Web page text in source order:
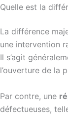
Quelle est la
La différence
une intervention
Il s’agit
l’ouverture de la
Par contre, une
défectueuses,